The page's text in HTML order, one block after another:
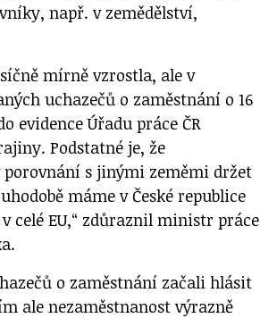
např. v zemědělství,
mírně vzrostla, ale v
uchazečů o zaměstnání o 16
evidence Úřadu práce ČR
Podstatné je, že
porovnání s jinými zeměmi držet
máme v České republice
celé EU,“ zdůraznil ministr práce
o zaměstnání začali hlásit
ale nezaměstnanost výrazně